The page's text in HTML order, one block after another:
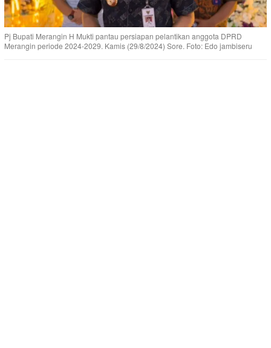
Pj Bupati Merangin H Mukti pantau persiapan pelantikan anggota DPRD
Merangin periode 2024-2029. Kamis (29/8/2024) Sore. Foto: Edo jambiseru